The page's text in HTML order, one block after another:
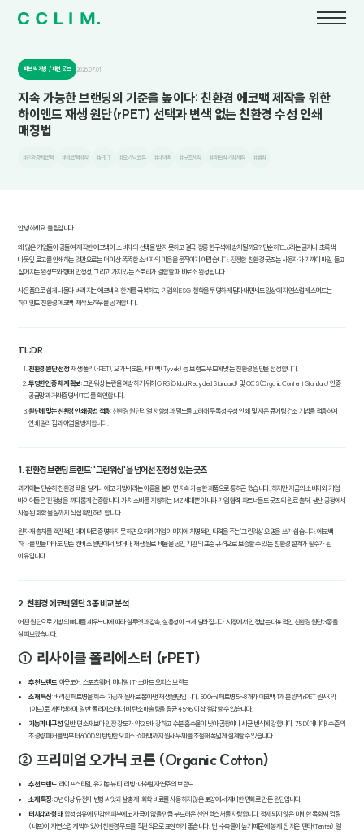
패브릭 가방 / 패션 굿즈 2026.07.01
지속 가능한 브랜딩의 기준을 높이다: 친환경 에코백 제작을 위한
하이엔드 재생 원단(rPET) 선택과 변색 없는 친환경 수성 인쇄
매칭법
#친환경에코백 #에코백제작 #rPET #오가닉코튼 #타이벡 #굿즈제작 #패브릭가방제작 #클림
안녕하세요, 클림입니다.
왜 많은 기업들이 공들여 제작한 에코백이 소비자의 선택을 받지 못하고 결국 장롱 한구석에 방치될까요? 단순히 'Eco'라는 글자나 초록색
나뭇잎 로고를 인쇄하는 것만으로는 더 이상 똑똑한 소비자의 마음을 움직이기 어렵습니다. 진정한 친환경 굿즈는 사용자가 기꺼이 매일 들고
싶어지는 완성도와 형태 안정성, 그리고 가치 있는 스토리가 결합할 때 비로소 완성됩니다.
사은품으로 쉽게 나돌다 버려지는 에코백의 한계를 극복하고, 기업의 ESG 철학을 투명하게 담아내면서도 일상에 자연스럽게 스며드는
하이엔드 친환경 에코백 제작 노하우를 공개합니다.
TL;DR
친환경 원단 선정: 재생 폴리(rPET), 오가닉 코튼, 타이벡(Tyvek) 등 브랜드 무드에 맞는 친환경 원단을 선정합니다.
투명한 인증 체계 확보: 그린워싱 논란을 예방하기 위해 GRS(Global Recycled Standard) 및 OCS(Organic Content Standard) 인증
공급망과 거래증명서(TC)를 확인합니다.
원단에 맞는 친환경 인쇄 공법 적용: 친환경 원단의 열 저항성과 밀도를 고려해 무독성 수성 인쇄 및 저온 큐어링 건조 기법을 적용하여
인쇄 갈라짐과 이염을 방지합니다.
1. 친환경 브랜딩 트렌드: '그린워싱'을 넘어선 진정성 있는 굿즈
과거에는 단순히 친환경 택을 달거나 에코 가방이라는 이름을 붙이면 지속 가능한 제품으로 통하곤 했습니다. 하지만 지금의 소비자와 기업
바이어들은 '진정성'을 까다롭게 검증합니다. 가치 소비를 지향하는 MZ세대뿐 아니라 기업 협력 파트너들도 굿즈의 원료 출처, 생산 공정에서
사용된 화학 물질까지 직접 확인하려 합니다.
원자재 출처를 객관적인 데이터로 증명하지 못하면 오히려 기업 이미지에 치명적인 타격을 주는 '그린워싱' 오명을 쓰기 쉽습니다. 에코백
하나를 만들더라도 단순 캔버스 원단에서 벗어나, 재생 원료 비율을 공인 기관의 표준 규격으로 보증할 수 있는 친환경 설계가 필수가 된
이유입니다.
2. 친환경 에코백 원단 3종 비교 분석
어떤 원단으로 가방의 뼈대를 세우느냐에 따라 실루엣과 감촉, 실용성이 크게 달라집니다. 시장에서 인정받는 대표적인 친환경 원단 3종을
살펴보겠습니다.
① 리사이클 폴리에스터 (rPET)
추천 브랜드: 아웃도어, 스포츠웨어, 미니멀 IT·스마트 오피스 브랜드
소재 특징: 버려진 페트병을 회수·가공해 원사로 뽑아낸 재생 원단입니다. 500ml 페트병 5~8개가 에코백 1개 분량의 rPET 원사(약
1야드)로 재탄생하며, 일반 폴리에스터 대비 탄소 배출량을 평균 45% 이상 절감할 수 있습니다.
기능과 내구성: 일반 면 소재보다 인장 강도가 약 2.5배 강하고 수분 흡수율이 낮아 곰팡이나 세균 번식에 강합니다. 75D(데니아) 수준의
초경량 패커블 백부터 600D의 탄탄한 오피스 쇼퍼백까지 원사 두께를 조절해 폭넓게 설계할 수 있습니다.
② 프리미엄 오가닉 코튼 (Organic Cotton)
추천 브랜드: 라이프스타일, 유기농 뷰티, 리빙·내추럴 자연주의 브랜드
소재 특징: 3년 이상 유전자 변형 씨앗과 살충제·화학 비료를 사용하지 않은 토양에서 재배한 면화로 만든 원단입니다.
터치감과 형태: 합성 섬유에 민감한 피부에도 자극이 없을 만큼 부드러운 천연 텍스처를 자랑합니다. 정제되지 않은 미세한 목화씨 껍질
(네프)이 자연스럽게 박혀 있어 친환경 무드를 직관적으로 표현하기 좋습니다. 단, 수축률이 높기 때문에 봉제 전 저온 텐타(Tenter) 열